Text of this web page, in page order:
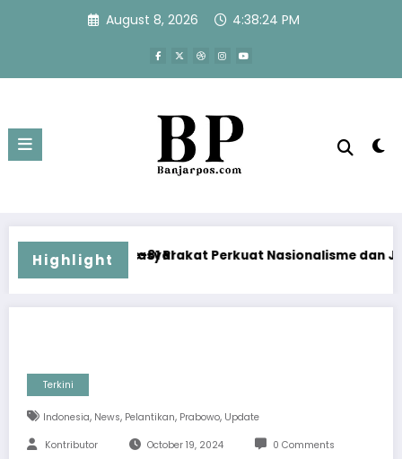
August 8, 2026 4:38:24 PM
Highlight
Perkuat Nasionalisme dan Jaga Papua Tetap Aman
Jaga Semangat
Terkini
Indonesia, News, Pelantikan, Prabowo, Update
Kontributor October 19, 2024 0 Comments